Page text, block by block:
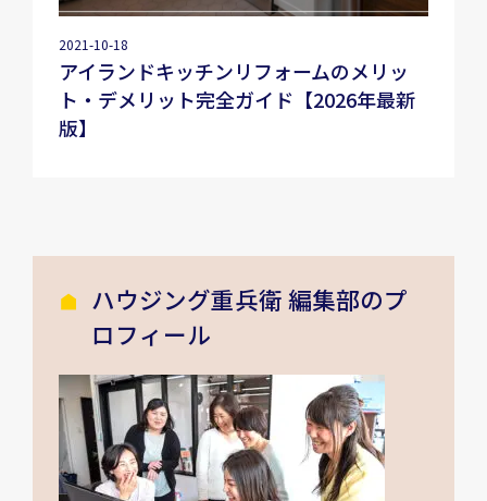
2021-10-18
アイランドキッチンリフォームのメリッ
ト・デメリット完全ガイド【2026年最新
版】
ハウジング重兵衛 編集部のプ
ロフィール